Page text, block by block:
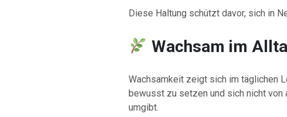
Diese Haltung schützt davor, sich in
Wachsam im
Wachsamkeit zeigt sich im täglichen
bewusst zu setzen und sich nicht
umgibt.